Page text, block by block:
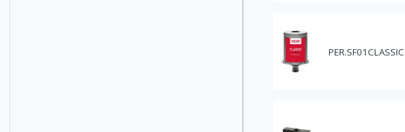
PER.SF01CLASSIC